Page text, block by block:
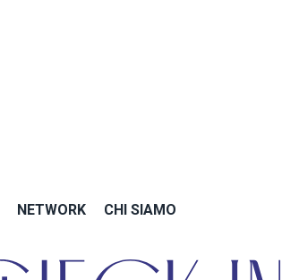
NETWORK CHI SIAMO